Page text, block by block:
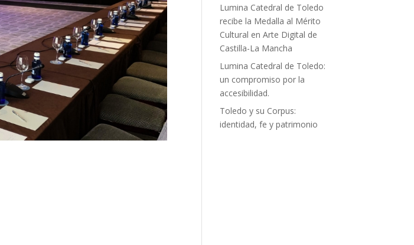
Lumina Catedral de Toledo
recibe la Medalla al Mérito
Cultural en Arte Digital de
Castilla-La Mancha
Lumina Catedral de Toledo:
un compromiso por la
accesibilidad.
Toledo y su Corpus:
identidad, fe y patrimonio